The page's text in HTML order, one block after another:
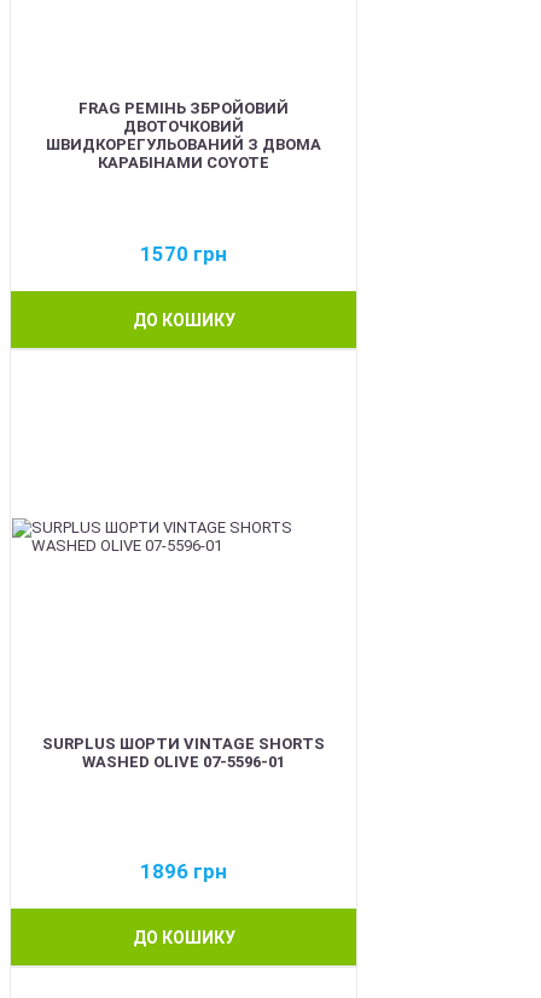
FRAG РЕМІНЬ ЗБРОЙОВИЙ
ДВОТОЧКОВИЙ
ШВИДКОРЕГУЛЬОВАНИЙ З ДВОМА
КАРАБІНАМИ COYOTE
1570 грн
ДО КОШИКУ
SURPLUS ШОРТИ VINTAGE SHORTS
WASHED OLIVE 07-5596-01
1896 грн
ДО КОШИКУ